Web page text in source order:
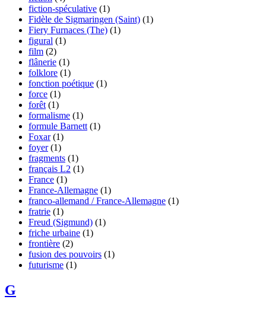
fiction-spéculative (1)
Fidèle de Sigmaringen (Saint) (1)
Fiery Furnaces (The) (1)
figural (1)
film (2)
flânerie (1)
folklore (1)
fonction poétique (1)
force (1)
forêt (1)
formalisme (1)
formule Barnett (1)
Foxar (1)
foyer (1)
fragments (1)
français L2 (1)
France (1)
France-Allemagne (1)
franco-allemand / France-Allemagne (1)
fratrie (1)
Freud (Sigmund) (1)
friche urbaine (1)
frontière (2)
fusion des pouvoirs (1)
futurisme (1)
G